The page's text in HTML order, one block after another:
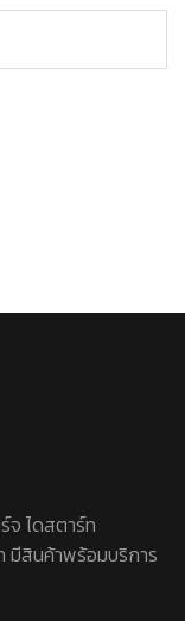
จ ไดสตาร์ท
มีสินค้าพร้อมบริการ